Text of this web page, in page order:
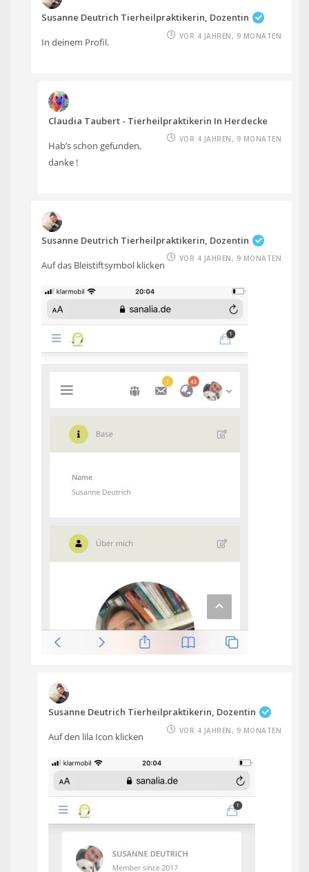
Susanne Deutrich Tierheilpraktikerin, Dozentin
VOR 4 JAHREN, 9 MONATEN
In deinem Profil.
Claudia Taubert - Tierheilpraktikerin In Herdecke
VOR 4 JAHREN, 9 MONATEN
Hab’s schon gefunden,
danke !
Susanne Deutrich Tierheilpraktikerin, Dozentin
VOR 4 JAHREN, 9 MONATEN
Auf das Bleistiftsymbol klicken
Susanne Deutrich Tierheilpraktikerin, Dozentin
VOR 4 JAHREN, 9 MONATEN
Auf den lila Icon klicken